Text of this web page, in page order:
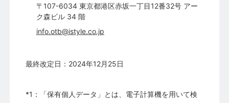
〒107-6034 東京都港区赤坂一丁目12番32号 アー
ク森ビル 34 階
info.otb@istyle.co.jp
最終改定日：2024年12月25日
*1：「保有個人データ」とは、電子計算機を用いて検